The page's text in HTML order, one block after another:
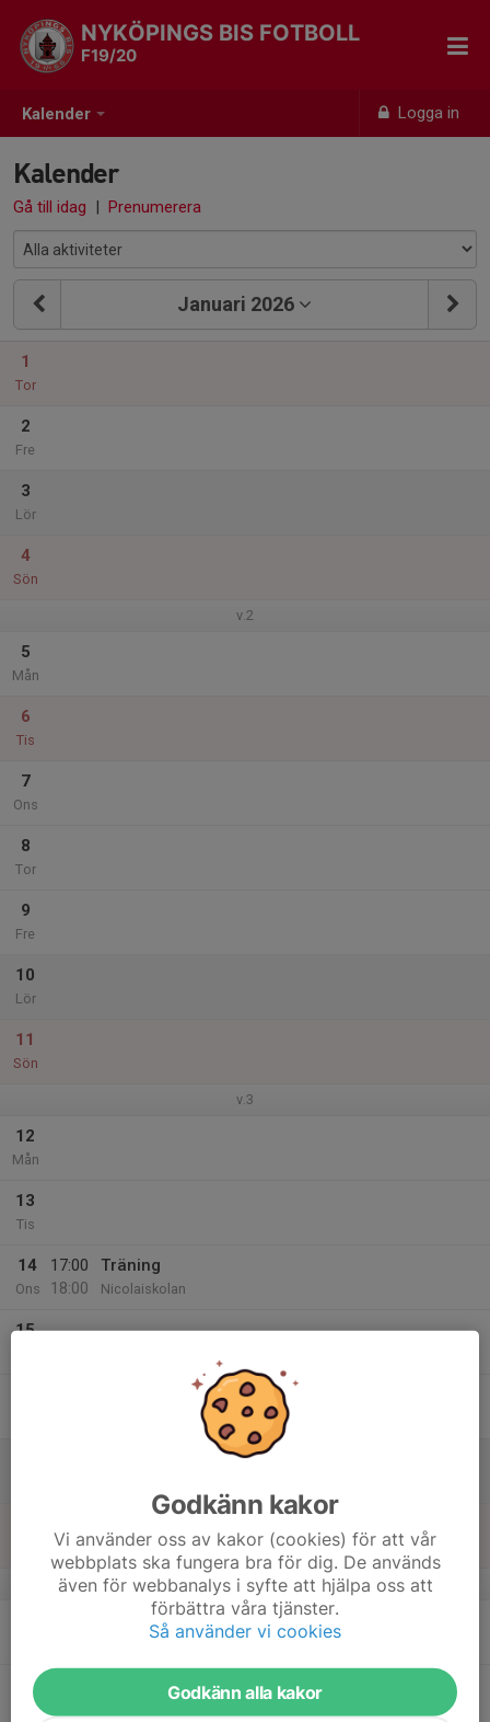
Kalender Logga in
NYKÖPINGS BIS FOTBOLL
F19/20
Kalender
Gå till idag | Prenumerera
Januari 2026
1
Tor
2
Fre
3
Lör
4
Sön
v.2
5
Mån
6
Tis
7
Ons
8
Tor
9
Fre
10
Lör
11
Sön
v.3
12
Mån
13
Tis
14
Ons
17:00
18:00
Träning
Nicolaiskolan
15
v.4
20
Godkänn kakor
Vi använder oss av kakor (cookies) för att vår
webbplats ska fungera bra för dig. De används
även för webbanalys i syfte att hjälpa oss att
förbättra våra tjänster.
Så använder vi cookies
Godkänn alla kakor